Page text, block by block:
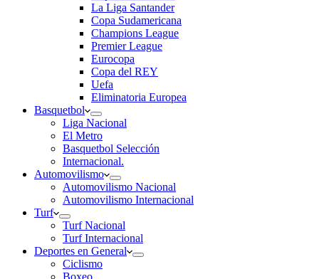
La Liga Santander
Copa Sudamericana
Champions League
Premier League
Eurocopa
Copa del REY
Uefa
Eliminatoria Europea
Basquetbol
Liga Nacional
El Metro
Basquetbol Selección
Internacional.
Automovilismo
Automovilismo Nacional
Automovilismo Internacional
Turf
Turf Nacional
Turf Internacional
Deportes en General
Ciclismo
Boxeo